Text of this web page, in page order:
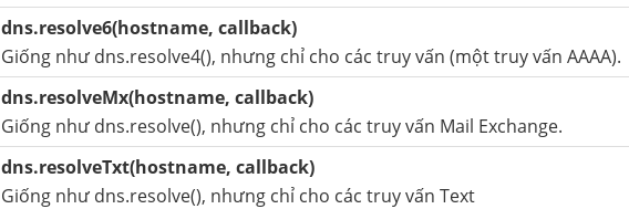
dns.resolve6(hostname, callback)
Giống như dns.resolve4(), nhưng chỉ cho các truy vấn (một truy vấn AAAA).
dns.resolveMx(hostname, callback)
Giống như dns.resolve(), nhưng chỉ cho các truy vấn Mail Exchange.
dns.resolveTxt(hostname, callback)
Giống như dns.resolve(), nhưng chỉ cho các truy vấn Text